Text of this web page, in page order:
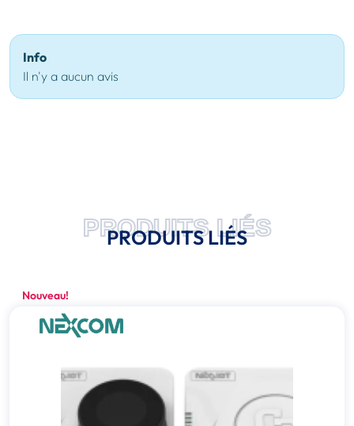
Info
Il n'y a aucun avis
PRODUITS LIÉS
PRODUITS LIÉS
Nouveau!